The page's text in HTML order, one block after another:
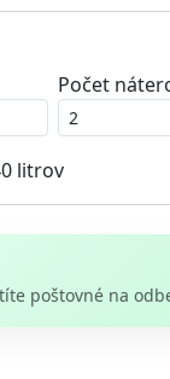
Počet
litrov
poštovné na